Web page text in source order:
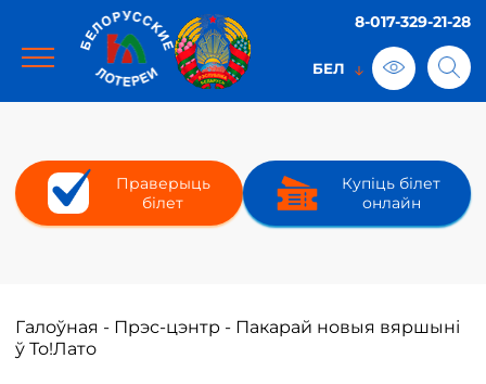
8-017-329-21-28
Праверыць
білет
Купіць білет
онлайн
Галоўная - Прэс-цэнтр - Пакарай новыя вяршыні
ў То!Лато